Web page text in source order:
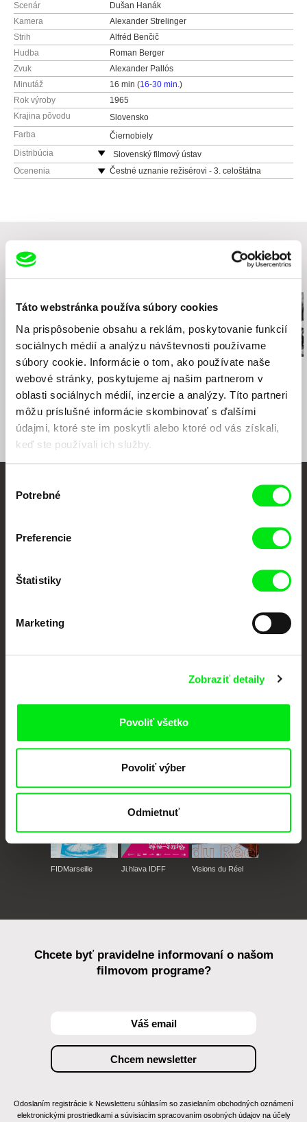
Táto webstránka používa súbory cookies
Na prispôsobenie obsahu a reklám, poskytovanie funkcií
sociálnych médií a analýzu návštevnosti používame
súbory cookie. Informácie o tom, ako používate naše
webové stránky, poskytujeme aj našim partnerom v
oblasti sociálnych médií, inzercie a analýzy. Títo partneri
môžu príslušné informácie skombinovať s ďalšími
údajmi, ktoré ste im poskytli alebo ktoré od vás získali,
keď ste používali ich služby.
súhlasu
Potrebné
Preferencie
Štatistiky
Marketing
Zobraziť detaily
Povoliť všetko
Povoliť výber
Odmietnuť
Scenár
Dušan Hanák
Kamera
Alexander Strelinger
Strih
Alfréd Benčič
Hudba
Roman Berger
Zvuk
Alexander Pallós
Minutáž
16 min (16-30 min.)
Rok výroby
1965
Krajina pôvodu
Slovensko
Farba
Čiernobiely
Distribúcia
Slovenský filmový ústav
Grösslingová 32
Ocenenia
Čestné uznanie režisérovi - 3. celoštátna
Súvisiace filmy (20)
Dušan Hanák
Výzva do ticha
Dušan Hanák
Učenie
Dušan Hanák
Artisti
Portál DAFilms vznikol vďaka tvorivej spolupráci siedmich významných
európskych festivalov dokumentárneho filmu združených pod Doc Alliance.
CPH:DOX
Against Gravity
FIDMarseille Ji.hlava IDFF Visions du Réel
Chcete byť pravidelne informovaní o našom
filmovom programe?
Odoslaním registrácie k Newsletteru súhlasím so zasielaním obchodných oznámení
elektronickými prostriedkami a súvisiacim spracovaním osobných údajov na účely